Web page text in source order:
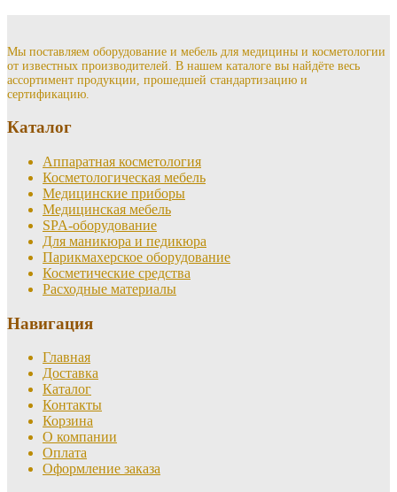
Мы поставляем оборудование и мебель для медицины и косметологии
от известных производителей. В нашем каталоге вы найдёте весь
ассортимент продукции, прошедшей стандартизацию и
сертификацию.
Каталог
Аппаратная косметология
Косметологическая мебель
Медицинские приборы
Медицинская мебель
SPA-оборудование
Для маникюра и педикюра
Парикмахерское оборудование
Косметические средства
Расходные материалы
Навигация
Главная
Доставка
Каталог
Контакты
Корзина
О компании
Оплата
Оформление заказа